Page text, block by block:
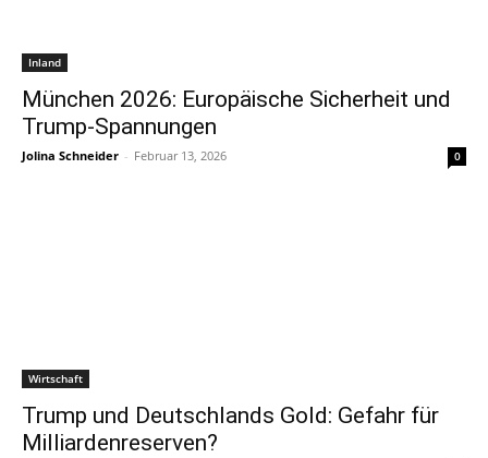
Inland
München 2026: Europäische Sicherheit und
Trump-Spannungen
Jolina Schneider - Februar 13, 2026 0
Wirtschaft
Trump und Deutschlands Gold: Gefahr für
Milliardenreserven?